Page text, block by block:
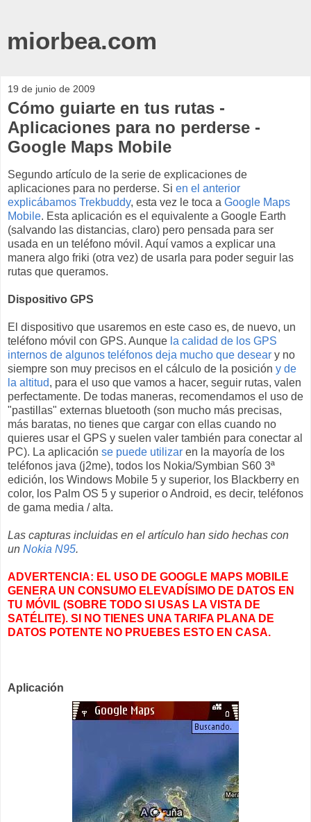
miorbea.com
19 de junio de 2009
Cómo guiarte en tus rutas -
Aplicaciones para no perderse -
Google Maps Mobile
Segundo artículo de la serie de explicaciones de
aplicaciones para no perderse. Si en el anterior
explicábamos Trekbuddy, esta vez le toca a Google Maps
Mobile. Esta aplicación es el equivalente a Google Earth
(salvando las distancias, claro) pero pensada para ser
usada en un teléfono móvil. Aquí vamos a explicar una
manera algo friki (otra vez) de usarla para poder seguir las
rutas que queramos.
Dispositivo GPS
El dispositivo que usaremos en este caso es, de nuevo, un
teléfono móvil con GPS. Aunque la calidad de los GPS
internos de algunos teléfonos deja mucho que desear y no
siempre son muy precisos en el cálculo de la posición y de
la altitud, para el uso que vamos a hacer, seguir rutas, valen
perfectamente. De todas maneras, recomendamos el uso de
"pastillas" externas bluetooth (son mucho más precisas,
más baratas, no tienes que cargar con ellas cuando no
quieres usar el GPS y suelen valer también para conectar al
PC). La aplicación se puede utilizar en la mayoría de los
teléfonos java (j2me), todos los Nokia/Symbian S60 3ª
edición, los Windows Mobile 5 y superior, los Blackberry en
color, los Palm OS 5 y superior o Android, es decir, teléfonos
de gama media / alta.
Las capturas incluidas en el artículo han sido hechas con
un Nokia N95.
ADVERTENCIA: EL USO DE GOOGLE MAPS MOBILE
GENERA UN CONSUMO ELEVADÍSIMO DE DATOS EN
TU MÓVIL (SOBRE TODO SI USAS LA VISTA DE
SATÉLITE). SI NO TIENES UNA TARIFA PLANA DE
DATOS POTENTE NO PRUEBES ESTO EN CASA.
Aplicación